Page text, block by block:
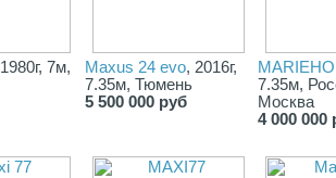
7м,
Maxus 24 evo, 2016г,
7.35м, Тюмень
5 500 000 руб
7.35м,
Москва
4 000 000